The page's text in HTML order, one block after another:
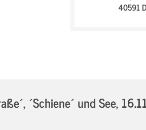
40591
´Schiene´ und See,